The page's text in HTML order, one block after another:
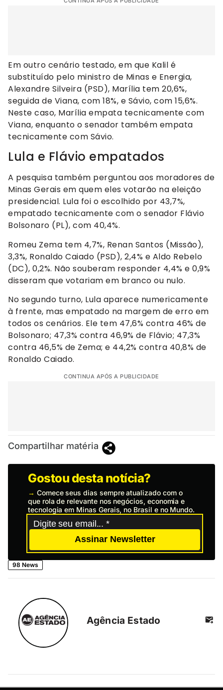
Em outro cenário testado, em que Kalil é
substituído pelo ministro de Minas e Energia,
Alexandre Silveira (PSD), Marília tem 20,6%,
seguida de Viana, com 18%, e Sávio, com 15,6%.
Neste caso, Marília empata tecnicamente com
Viana, enquanto o senador também empata
tecnicamente com Sávio.
Lula e Flávio empatados
A pesquisa também perguntou aos moradores de
Minas Gerais em quem eles votarão na eleição
presidencial. Lula foi o escolhido por 43,7%,
empatado tecnicamente com o senador Flávio
Bolsonaro (PL), com 40,4%.
Romeu Zema tem 4,7%, Renan Santos (Missão),
3,3%, Ronaldo Caiado (PSD), 2,4% e Aldo Rebelo
(DC), 0,2%. Não souberam responder 4,4% e 0,9%
disseram que votariam em branco ou nulo.
No segundo turno, Lula aparece numericamente
à frente, mas empatado na margem de erro em
todos os cenários. Ele tem 47,6% contra 46% de
Bolsonaro; 47,3% contra 46,9% de Flávio; 47,3%
contra 46,5% de Zema; e 44,2% contra 40,8% de
Ronaldo Caiado.
CONTINUA APÓS A PUBLICIDADE
Compartilhar matéria
Gostou desta notícia?
→ Comece seus dias sempre atualizado com o
que rola de relevante nos negócios, economia e
tecnologia em Minas Gerais, no Brasil e no Mundo.
Assinar Newsletter
98 News
Agência Estado